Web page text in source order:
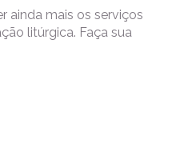
ainda mais os serviços
litúrgica. Faça sua